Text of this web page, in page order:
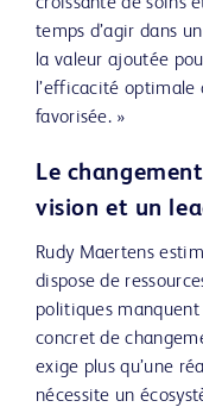
temps d’agir dans
la valeur ajoutée
l’efficacité optimale
favorisée. »
Le
vision et un
Rudy Maertens
dispose de
politiques manquent
concret de
exige plus qu’une
nécessite un